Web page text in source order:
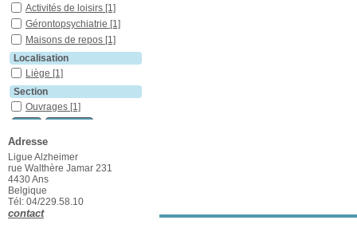
Activités de loisirs [1]
Gérontopsychiatrie [1]
Maisons de repos [1]
Localisation
Liège [1]
Section
Ouvrages [1]
Adresse
Ligue Alzheimer
rue Walthère Jamar 231
4430 Ans
Belgique
Tél: 04/229.58.10
contact